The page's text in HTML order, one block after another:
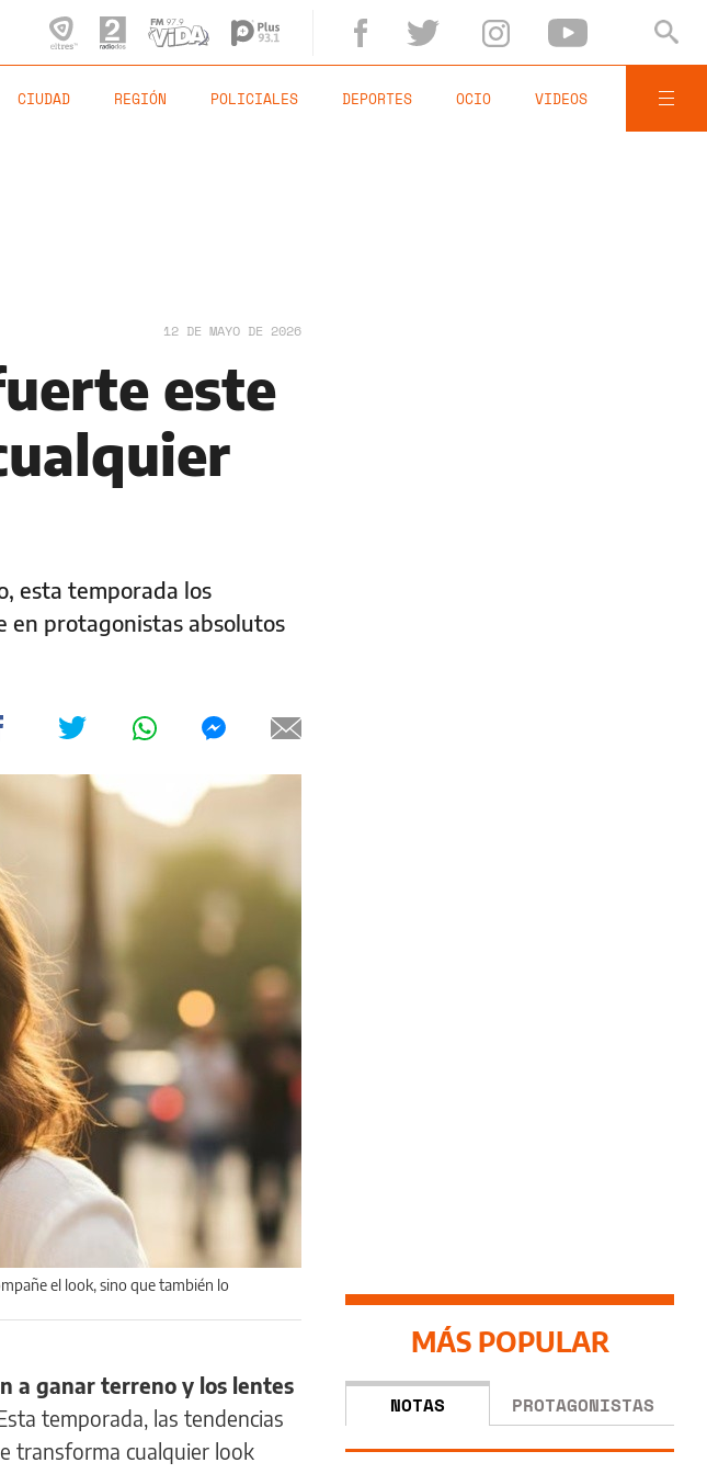
CIUDAD REGIÓN POLICIALES DEPORTES OCIO VIDEOS
12 DE MAYO DE 2026
este
esta temporada los
en protagonistas absolutos
el look, sino que también lo
a ganar terreno y los lentes
temporada, las tendencias
transforma cualquier look
MÁS POPULAR
NOTAS PROTAGONISTAS